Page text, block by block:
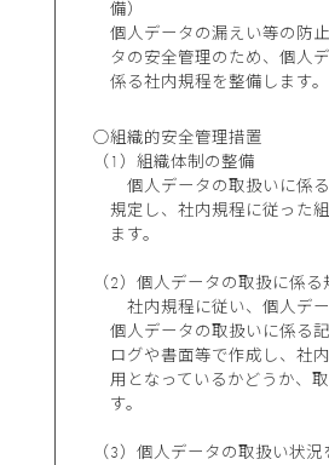
備）
個人データの漏えい等の防
タの安全管理のため、個人
係る社内規程を整備します。
○組織的安全管理措置
（1）組織体制の整備
個人データの取扱いに係
規定し、社内規程に従った
ます。
（2）個人データの取扱に係
社内規程に従い、個人デー
個人データの取扱いに係る
ログや書面等で作成し、社
用となっているかどうか、
す。
（3）個人データの取扱い状